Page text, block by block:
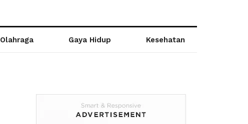
Olahraga Gaya Hidup Kesehatan